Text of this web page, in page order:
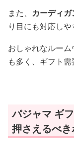
また、 カーディ
り目にも対応しや
おしゃれなルー
も多く、ギフト需
パジャマ ギ
押さえるべき